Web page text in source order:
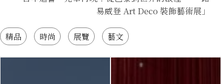
易威登 Art Deco 裝飾藝術展 」
精品 時尚 展覽 藝文